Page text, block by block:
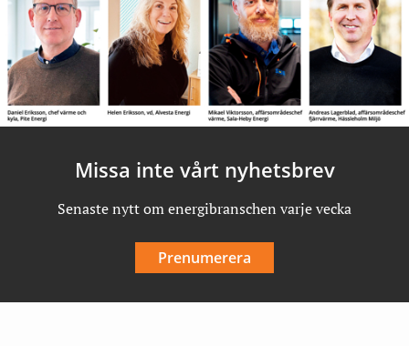
Missa inte vårt nyhetsbrev
Senaste nytt om energibranschen varje vecka
Prenumerera